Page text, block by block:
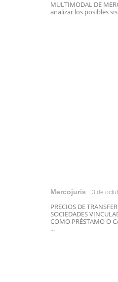
MULTIMODAL DE
analizar los posibles
Mercojuris 3 de
PRECIOS DE
SOCIEDADES
COMO PRÉSTAMO O
...